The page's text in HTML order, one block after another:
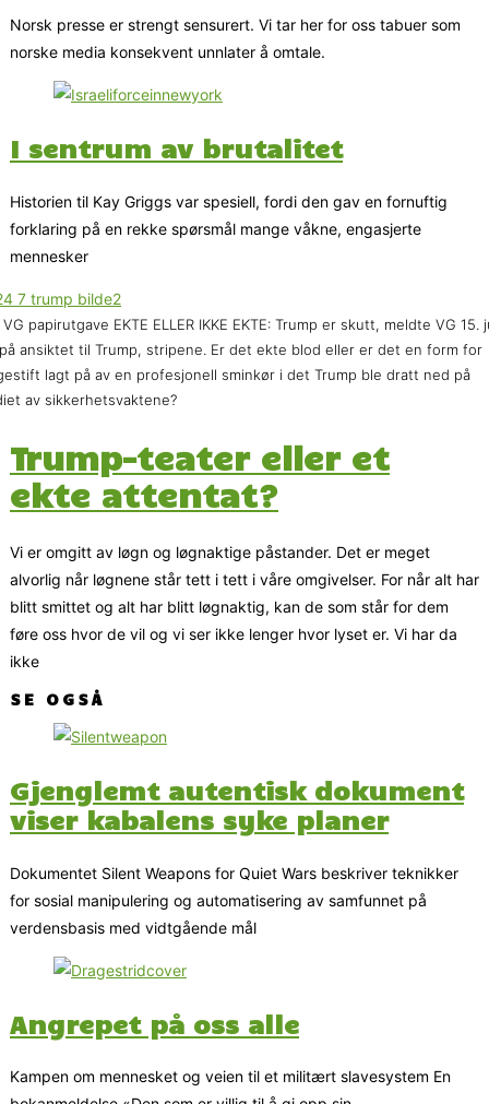
Norsk presse er strengt sensurert. Vi tar her for oss tabuer som
norske media konsekvent unnlater å omtale.
I sentrum av brutalitet
Historien til Kay Griggs var spesiell, fordi den gav en fornuftig
forklaring på en rekke spørsmål mange våkne, engasjerte
mennesker
papirutgave EKTE ELLER IKKE EKTE: Trump er skutt, meldte VG 15.
ansiktet til Trump, stripene. Er det ekte blod eller er det en form for
lagt på av en profesjonell sminkør i det Trump ble dratt ned på
av sikkerhetsvaktene?
Trump-teater eller et
ekte attentat?
Vi er omgitt av løgn og løgnaktige påstander. Det er meget
alvorlig når løgnene står tett i tett i våre omgivelser. For når alt har
blitt smittet og alt har blitt løgnaktig, kan de som står for dem
føre oss hvor de vil og vi ser ikke lenger hvor lyset er. Vi har da
ikke
SE OGSÅ
Gjenglemt autentisk dokument
viser kabalens syke planer
Dokumentet Silent Weapons for Quiet Wars beskriver teknikker
for sosial manipulering og automatisering av samfunnet på
verdensbasis med vidtgående mål
Angrepet på oss alle
Kampen om mennesket og veien til et militært slavesystem En